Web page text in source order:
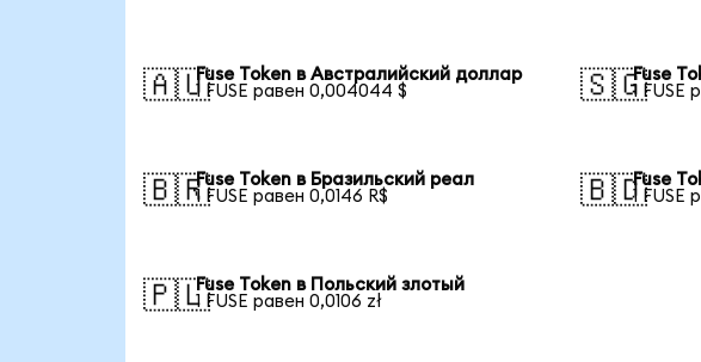
🇦🇺Fuse Token в Австралийский доллар
1 FUSE равен 0,004044 $
🇸🇬Fuse
1 FUSE
🇧🇷Fuse Token в Бразильский реал
1 FUSE равен 0,0146 R$
🇧🇩Fuse
1 FUSE
🇵🇱Fuse Token в Польский злотый
1 FUSE равен 0,0106 zł